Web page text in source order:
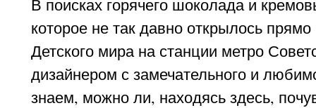
В поисках горячего шоколада и
которое не так давно открылось
Детского мира на станции метро
дизайнером с замечательного и
знаем, можно ли, находясь здесь,